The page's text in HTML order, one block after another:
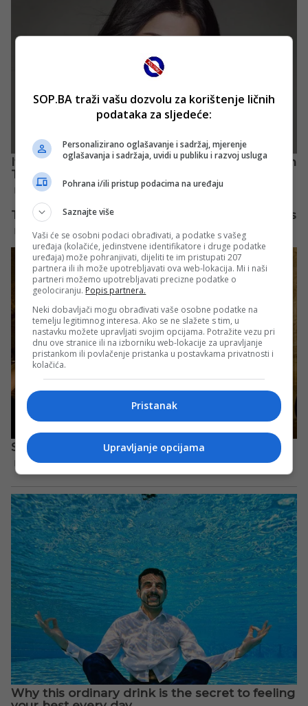
SOP.BA traži vašu dozvolu za korištenje ličnih
podataka za sljedeće:
Personalizirano oglašavanje i sadržaj, mjerenje
oglašavanja i sadržaja, uvidi u publiku i razvoj usluga
Pohrana i/ili pristup podacima na uređaju
Saznajte više
Vaši će se osobni podaci obrađivati, a podatke s vašeg
uređaja (kolačiće, jedinstvene identifikatore i druge podatke
uređaja) može pohranjivati, dijeliti te im pristupati 207
partnera ili ih može upotrebljavati ova web-lokacija. Mi i naši
partneri možemo upotrebljavati precizne podatke o
geolociranju. Popis partnera.
Neki dobavljači mogu obrađivati vaše osobne podatke na
temelju legitimnog interesa. Ako se ne slažete s tim, u
nastavku možete upravljati svojim opcijama. Potražite vezu pri
dnu ove stranice ili na izborniku web-lokacije za upravljanje
pristankom ili povlačenje pristanka u postavkama privatnosti i
kolačića.
Pristanak
Upravljanje opcijama